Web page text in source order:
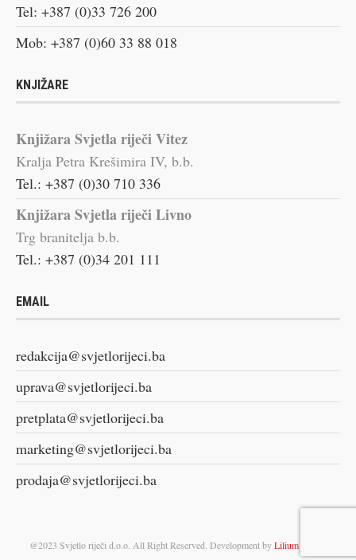
Tel: +387 (0)33 726 200
Mob: +387 (0)60 33 88 018
KNJIŽARE
Knjižara Svjetla riječi Vitez
Kralja Petra Krešimira IV, b.b.
Tel.: +387 (0)30 710 336
Knjižara Svjetla riječi Livno
Trg branitelja b.b.
Tel.: +387 (0)34 201 111
EMAIL
redakcija@svjetlorijeci.ba
uprava@svjetlorijeci.ba
pretplata@svjetlorijeci.ba
marketing@svjetlorijeci.ba
prodaja@svjetlorijeci.ba
@2023 Svjetlo riječi d.o.o. All Right Reserved. Development byLilium Digital